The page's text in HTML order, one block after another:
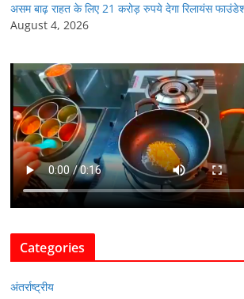
असम बाढ़ राहत के लिए 21 करोड़ रुपये देगा रिलायंस
August 4, 2026
Categories
अंतर्राष्ट्रीय